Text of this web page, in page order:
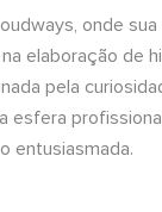
onde
elaboração de
pela
esfera
entusiasmada.